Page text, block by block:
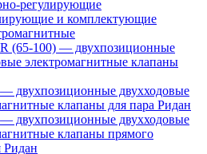
регулирующие
и комплектующие
(65-100) — двухпозиционные
электромагнитные клапаны
двухпозиционные двухходовые
клапаны для пара Ридан
двухпозиционные двухходовые
клапаны прямого
Ридан